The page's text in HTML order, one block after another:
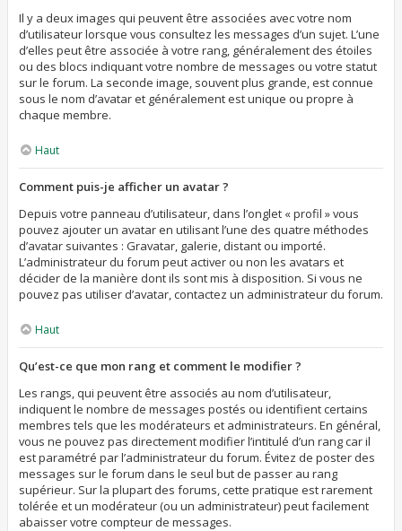
Il y a deux images qui peuvent être associées avec votre nom
d’utilisateur lorsque vous consultez les messages d’un sujet. L’une
d’elles peut être associée à votre rang, généralement des étoiles
ou des blocs indiquant votre nombre de messages ou votre statut
sur le forum. La seconde image, souvent plus grande, est connue
sous le nom d’avatar et généralement est unique ou propre à
chaque membre.
Haut
Comment puis-je afficher un avatar ?
Depuis votre panneau d’utilisateur, dans l’onglet « profil » vous
pouvez ajouter un avatar en utilisant l’une des quatre méthodes
d’avatar suivantes : Gravatar, galerie, distant ou importé.
L’administrateur du forum peut activer ou non les avatars et
décider de la manière dont ils sont mis à disposition. Si vous ne
pouvez pas utiliser d’avatar, contactez un administrateur du forum.
Haut
Qu’est-ce que mon rang et comment le modifier ?
Les rangs, qui peuvent être associés au nom d’utilisateur,
indiquent le nombre de messages postés ou identifient certains
membres tels que les modérateurs et administrateurs. En général,
vous ne pouvez pas directement modifier l’intitulé d’un rang car il
est paramétré par l’administrateur du forum. Évitez de poster des
messages sur le forum dans le seul but de passer au rang
supérieur. Sur la plupart des forums, cette pratique est rarement
tolérée et un modérateur (ou un administrateur) peut facilement
abaisser votre compteur de messages.